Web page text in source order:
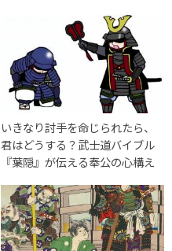
いきなり討手を命じられたら、
君はどうする？武士道バイブル
『葉隠』が伝える奉公の心構え